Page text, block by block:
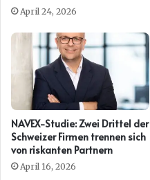
DAVIDSON ERNEUT
April 24, 2026
NAVEX-Studie: Zwei Drittel der
Schweizer Firmen trennen sich
von riskanten Partnern
April 16, 2026